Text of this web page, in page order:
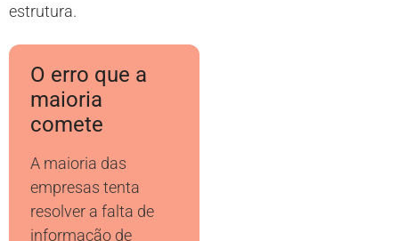
estrutura.
O erro que a
maioria
comete
A maioria das
empresas tenta
resolver a falta de
informação de